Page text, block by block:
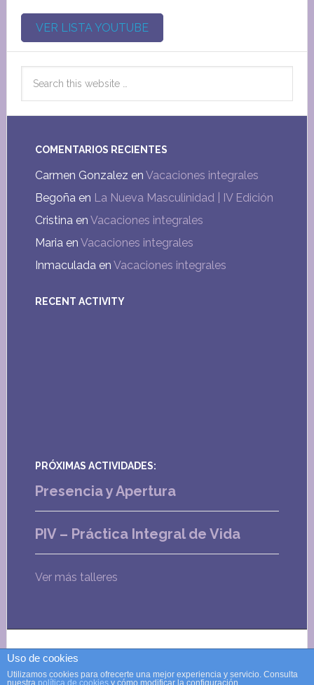
VER LISTA YOUTUBE
COMENTARIOS RECIENTES
Carmen Gonzalez en Vacaciones integrales
Begoñaen La Nueva Masculinidad | IV Edición
Cristinaen Vacaciones integrales
Mariaen Vacaciones integrales
Inmaculadaen Vacaciones integrales
RECENT ACTIVITY
PRÓXIMAS ACTIVIDADES:
Presencia y Apertura
PIV – Práctica Integral de Vida
Ver más talleres
Política de privacidad
© 2026 · Diseño web por
entrazos
Uso de cookies
Utilizamos cookies para ofrecerte una mejor experiencia y servicio. Consulta
nuestra política de cookies y cómo modificar la configuración.